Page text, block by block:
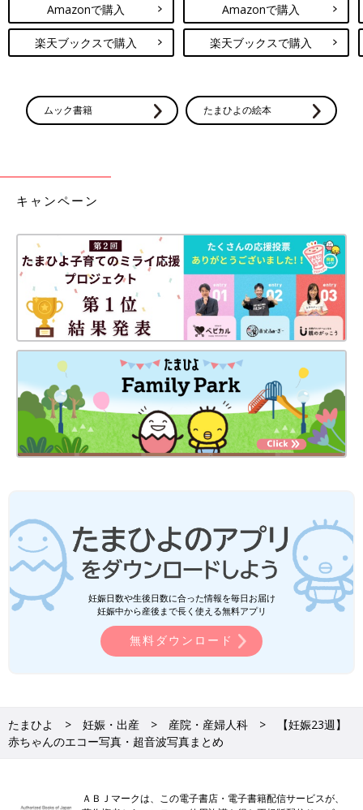
Amazonで購入
楽天ブックスで購入
Amazonで購入
楽天ブックスで購入
ムック書籍 たまひよの絵本
キャンペーン
妊娠日数や生後日数に合った情報を毎日お届け
妊娠中から産後まで長く使える無料アプリ
無料ダウンロード
たまひよ 妊娠・出産 産院・産婦人科
【妊娠23週】
赤ちゃんのエコー写真・超音波写真まとめ
ＡＢＪマークは、この電子書店・電子書籍配信サービスが、